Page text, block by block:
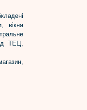
вікна
ТЕЦ,